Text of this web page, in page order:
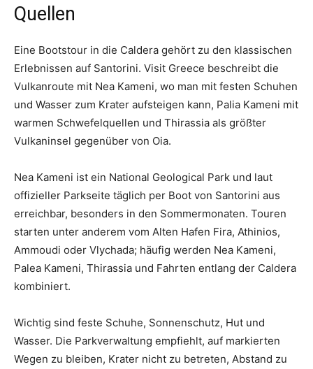
Quellen
Eine Bootstour in die Caldera gehört zu den klassischen
Erlebnissen auf Santorini. Visit Greece beschreibt die
Vulkanroute mit Nea Kameni, wo man mit festen Schuhen
und Wasser zum Krater aufsteigen kann, Palia Kameni mit
warmen Schwefelquellen und Thirassia als größter
Vulkaninsel gegenüber von Oia.
Nea Kameni ist ein National Geological Park und laut
offizieller Parkseite täglich per Boot von Santorini aus
erreichbar, besonders in den Sommermonaten. Touren
starten unter anderem vom Alten Hafen Fira, Athinios,
Ammoudi oder Vlychada; häufig werden Nea Kameni,
Palea Kameni, Thirassia und Fahrten entlang der Caldera
kombiniert.
Wichtig sind feste Schuhe, Sonnenschutz, Hut und
Wasser. Die Parkverwaltung empfiehlt, auf markierten
Wegen zu bleiben, Krater nicht zu betreten, Abstand zu